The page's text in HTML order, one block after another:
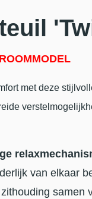
met deze
van elkaar
samen